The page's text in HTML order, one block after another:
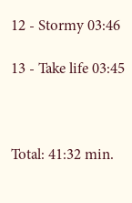
12 - Stormy 03:46
13 - Take life 03:45
Total: 41:32 min.